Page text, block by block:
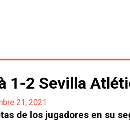
1-2 Sevilla
21, 2021
de los jugadores en su